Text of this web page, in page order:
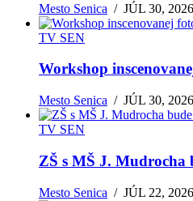
Mesto Senica /JÚL 30, 2026
TV SEN
Workshop
Mesto Senica /JÚL 30, 2026
TV SEN
ZŠ s MŠ J. Mudrocha
Mesto Senica /JÚL 22, 2026